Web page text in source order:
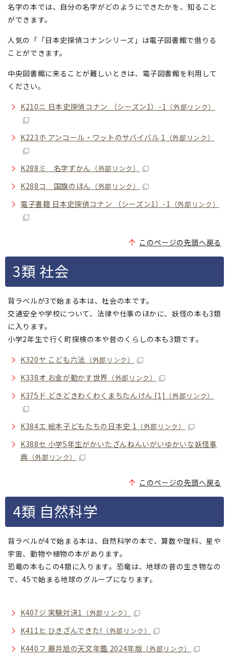
名字の本では、自分の名字がどのようにできたかを、知ること
ができます。
人気の「「日本史探偵コナンシリーズ」は電子図書館で借りる
ことができます。
中央図書館に来ることが難しいときは、電子図書館を利用して
ください。
K210ニ 日本史探偵コナン （シーズン1）-1 （外部リンク）
K223ホ アンコール・ワットのサバイバル 1 （外部リンク）
K288ミ 名字ずかん （外部リンク）
K288コ 国旗のほん （外部リンク）
電子書籍 日本史探偵コナン （シーズン1）-1 （外部リンク）
このページの先頭へ戻る
3類 社会
背ラベルが3で始まる本は、社会の本です。
交通安全や学校について、法律や仕事のほかに、妖怪の本も3類
に入ります。
小学2年生で行く町探検の本や昔のくらしの本も3類です。
K320ヤ こども六法 （外部リンク）
K338オ お金が動かす世界 （外部リンク）
K375ド どきどきわくわくまちたんけん [1] （外部リンク）
K384エ 絵本子どもたちの日本史 1 （外部リンク）
K388セ 小学5年生がかいたざんねんいがいゆかいな妖怪事
典 （外部リンク）
このページの先頭へ戻る
4類 自然科学
背ラベルが4で始まる本は、自然科学の本で、算数や理科、星や
宇宙、動物や植物の本があります。
恐竜の本もこの4類に入ります。恐竜は、地球の昔の生き物なの
で、45で始まる地球のグループになります。
K407ジ 実験対決1 （外部リンク）
K411ヒ ひきざんできた! （外部リンク）
K440フ 藤井旭の天文年鑑 2024年版 （外部リンク）